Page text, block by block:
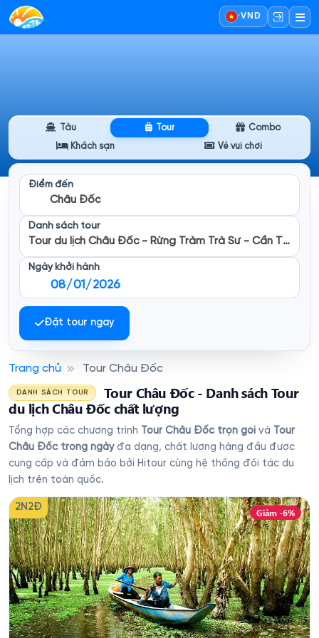
·VND
Tàu Tour Combo
Khách sạn Vé vui chơi
Điểm đến
Châu Đốc
Danh sách tour
Tour du lịch Châu Đốc - Rừng Tràm Trà Sư - Cần Thơ - Mỹ Tho 3 ngày 2 đêm
Ngày khởi hành
Đặt tour ngay
Trang chủ Tour Châu Đốc
DANH SÁCH TOUR
Tour Châu Đốc - Danh sách Tour
du lịch Châu Đốc chất lượng
Tổng hợp các chương trình Tour Châu Đốc trọn gói và Tour
Châu Đốc trong ngàyđa dạng, chất lượng hàng đầu được
cung cấp và đảm bảo bởi Hitour cùng hệ thống đối tác du
lịch trên toàn quốc.
2N2Đ Giảm -6%